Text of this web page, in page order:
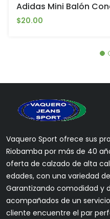
Adidas Mini Balón
$20.00
Vaquero Sport ofrece sus
Riobamba por más de 40
oferta de calzado de alta
edades, con una variedad
Garantizando comodidad y
acompañados de un
cliente encuentre el par